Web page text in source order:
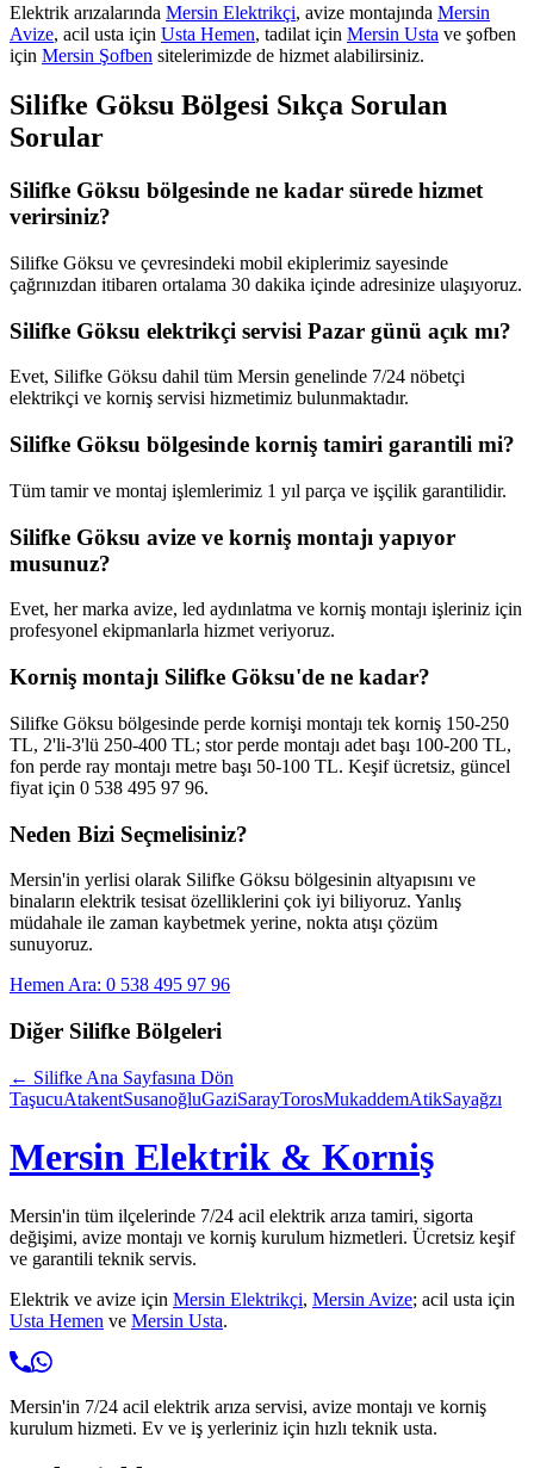
Elektrik arızalarında Mersin Elektrikçi, avize montajında Mersin
Avize, acil usta için Usta Hemen, tadilat için Mersin Usta ve şofben
için Mersin Şofben sitelerimizde de hizmet alabilirsiniz.
Silifke Göksu Bölgesi Sıkça Sorulan
Sorular
Silifke Göksu bölgesinde ne kadar sürede hizmet
verirsiniz?
Silifke Göksu ve çevresindeki mobil ekiplerimiz sayesinde
çağrınızdan itibaren ortalama 30 dakika içinde adresinize ulaşıyoruz.
Silifke Göksu elektrikçi servisi Pazar günü açık mı?
Evet, Silifke Göksu dahil tüm Mersin genelinde 7/24 nöbetçi
elektrikçi ve korniş servisi hizmetimiz bulunmaktadır.
Silifke Göksu bölgesinde korniş tamiri garantili mi?
Tüm tamir ve montaj işlemlerimiz 1 yıl parça ve işçilik garantilidir.
Silifke Göksu avize ve korniş montajı yapıyor
musunuz?
Evet, her marka avize, led aydınlatma ve korniş montajı işleriniz için
profesyonel ekipmanlarla hizmet veriyoruz.
Korniş montajı Silifke Göksu'de ne kadar?
Silifke Göksu bölgesinde perde kornişi montajı tek korniş 150-250
TL, 2'li-3'lü 250-400 TL; stor perde montajı adet başı 100-200 TL,
fon perde ray montajı metre başı 50-100 TL. Keşif ücretsiz, güncel
fiyat için 0 538 495 97 96.
Neden Bizi Seçmelisiniz?
Mersin'in yerlisi olarak Silifke Göksu bölgesinin altyapısını ve
binaların elektrik tesisat özelliklerini çok iyi biliyoruz. Yanlış
müdahale ile zaman kaybetmek yerine, nokta atışı çözüm
sunuyoruz.
Hemen Ara: 0 538 495 97 96
Diğer Silifke Bölgeleri
← Silifke Ana Sayfasına Dön
TaşucuAtakentSusanoğluGaziSarayTorosMukaddemAtikSayağzı
Mersin Elektrik & Korniş
Mersin'in tüm ilçelerinde 7/24 acil elektrik arıza tamiri, sigorta
değişimi, avize montajı ve korniş kurulum hizmetleri. Ücretsiz keşif
ve garantili teknik servis.
Elektrik ve avize için Mersin Elektrikçi, Mersin Avize; acil usta için
Usta Hemen ve Mersin Usta.
Mersin'in 7/24 acil elektrik arıza servisi, avize montajı ve korniş
kurulum hizmeti. Ev ve iş yerleriniz için hızlı teknik usta.